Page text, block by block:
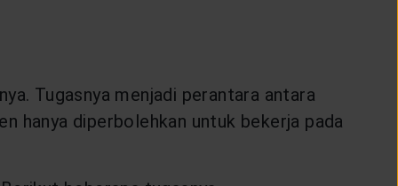
Tugasnya menjadi perantara antara
hanya diperbolehkan untuk bekerja pada